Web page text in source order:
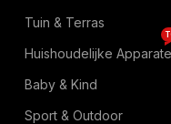
Tuin & Terras
Huishoudelijke
Baby & Kind
Sport & Outdoor